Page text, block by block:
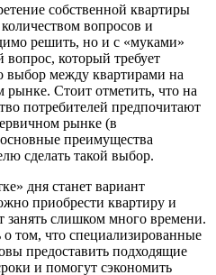
собственной квартиры
вопросов и
решить, но и с «муками»
который требует
выбор между квартирами на
Стоит отметить, что на
потребителей предпочитают
рынке (в
преимущества
сделать такой выбор.
дня станет вариант
приобрести квартиру и
занять слишком много времени.
том, что специализированные
предоставить подходящие
и помогут сэкономить